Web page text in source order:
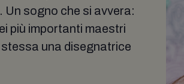
Un sogno che si avvera:
più importanti maestri
una disegnatrice